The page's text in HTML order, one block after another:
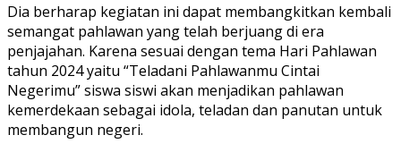
Dia berharap kegiatan ini dapat membangkitkan kembali
semangat pahlawan yang telah berjuang di era
penjajahan. Karena sesuai dengan tema Hari Pahlawan
tahun 2024 yaitu “Teladani Pahlawanmu Cintai
Negerimu” siswa siswi akan menjadikan pahlawan
kemerdekaan sebagai idola, teladan dan panutan untuk
membangun negeri.